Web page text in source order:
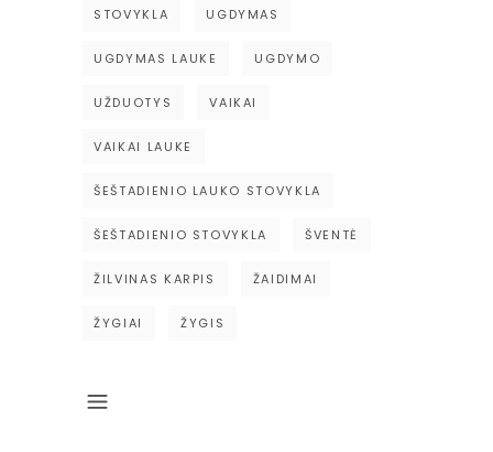
STOVYKLA UGDYMAS
UGDYMAS LAUKE UGDYMO
UŽDUOTYS VAIKAI
VAIKAI LAUKE
ŠEŠTADIENIO LAUKO STOVYKLA
ŠEŠTADIENIO STOVYKLA ŠVENTĖ
ŽILVINAS KARPIS ŽAIDIMAI
ŽYGIAI ŽYGIS